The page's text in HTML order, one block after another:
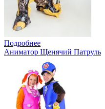
Подробнее
Аниматор Щенячий Патруль